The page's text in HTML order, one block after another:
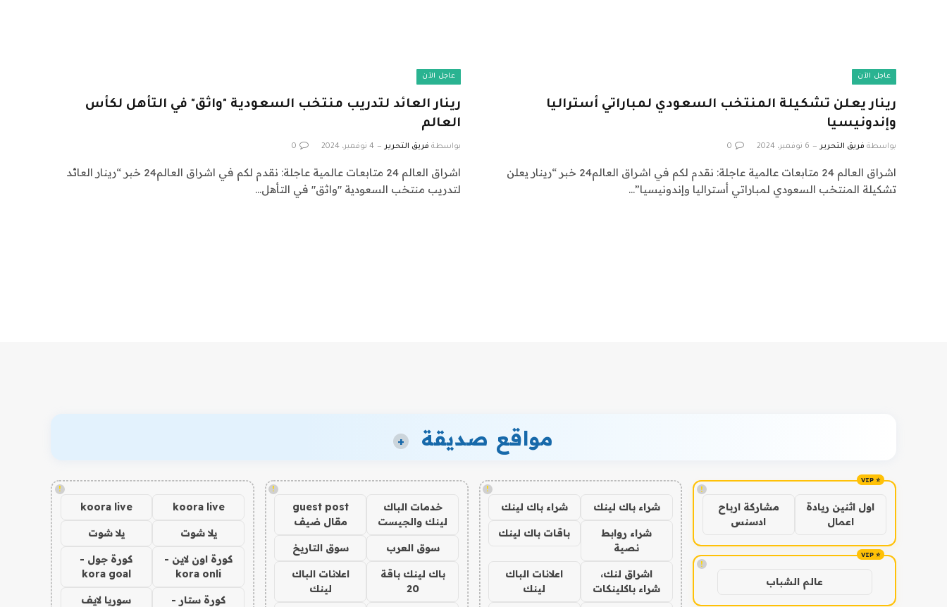
عاجل الآن
رينار يعلن تشكيلة المنتخب السعودي لمباراتي أستراليا
وإندونيسيا
بواسطة فريق التحرير 6 نوفمبر، 2024 0
اشراق العالم 24 متابعات عالمية عاجلة: نقدم لكم في اشراق العالم24 خبر “رينار يعلن
تشكيلة المنتخب السعودي لمباراتي أستراليا وإندونيسيا”…
عاجل الآن
رينار العائد لتدريب منتخب السعودية "واثق" في التأهل لكأس
العالم
بواسطة فريق التحرير 4 نوفمبر، 2024 0
اشراق العالم 24 متابعات عالمية عاجلة: نقدم لكم في اشراق العالم24 خبر “رينار العائد
لتدريب منتخب السعودية "واثق" في التأهل…
مواقع صديقة +
!
اول اثنين ريادة
اعمال
مشاركة ارباح
ادسنس
!
عالم الشباب
!
شراء باك لينك شراء باك لينك
شراء روابط
نصية
باقات باك لينك
اشراق لنك،
شراء باكلينكات
اعلانات الباك
لينك
!
خدمات الباك
لينك والجيست
guest post
مقال ضيف
سوق العرب سوق التاريخ
باك لينك باقة
20
اعلانات الباك
لينك
!
koora live
koora live
يلا شوت يلا شوت
كورة اون لاين -
kora onli
كورة جول -
kora goal
كورة ستار -
سوريا لايف